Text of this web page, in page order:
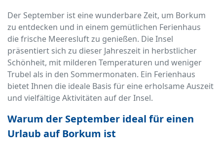
Der September ist eine wunderbare Zeit, um Borkum
zu entdecken und in einem gemütlichen Ferienhaus
die frische Meeresluft zu genießen. Die Insel
präsentiert sich zu dieser Jahreszeit in herbstlicher
Schönheit, mit milderen Temperaturen und weniger
Trubel als in den Sommermonaten. Ein Ferienhaus
bietet Ihnen die ideale Basis für eine erholsame Auszeit
und vielfältige Aktivitäten auf der Insel.
Warum der September ideal für einen
Urlaub auf Borkum ist